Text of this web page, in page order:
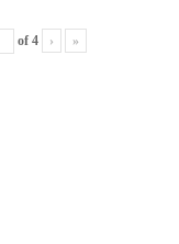
of 4 › »